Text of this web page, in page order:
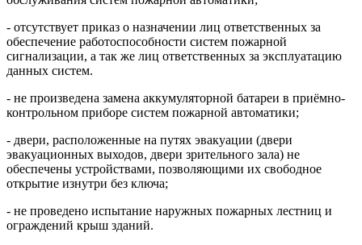
- отсутствует приказ о назначении лиц ответственных за
обеспечение работоспособности систем пожарной
сигнализации, а так же лиц ответственных за эксплуатацию
данных систем.
- не произведена замена аккумуляторной батареи в приёмно-
контрольном приборе систем пожарной автоматики;
- двери, расположенные на путях эвакуации (двери
эвакуационных выходов, двери зрительного зала) не
обеспечены устройствами, позволяющими их свободное
открытие изнутри без ключа;
- не проведено испытание наружных пожарных лестниц и
ограждений крыш зданий.